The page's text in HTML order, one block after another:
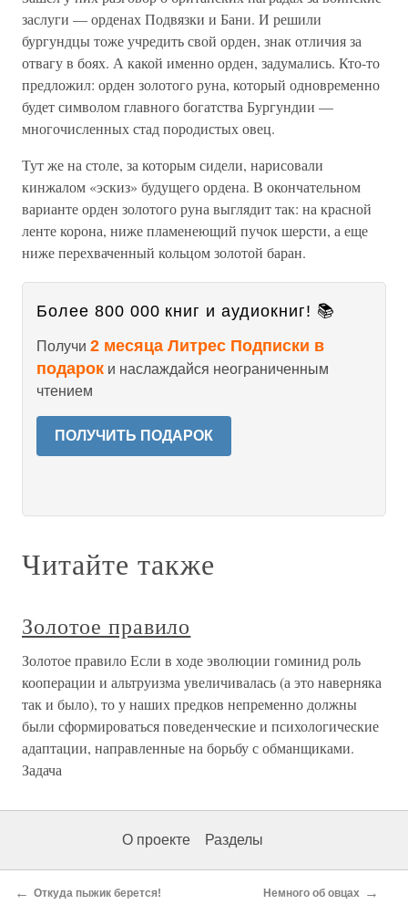
заслуги — орденах Подвязки и Бани. И решили
бургундцы тоже учредить свой орден, знак отличия за
отвагу в боях. А какой именно орден, задумались. Кто-то
предложил: орден золотого руна, который одновременно
будет символом главного богатства Бургундии —
многочисленных стад породистых овец.
Тут же на столе, за которым сидели, нарисовали
кинжалом «эскиз» будущего ордена. В окончательном
варианте орден золотого руна выглядит так: на красной
ленте корона, ниже пламенеющий пучок шерсти, а еще
ниже перехваченный кольцом золотой баран.
Более 800 000 книг и аудиокниг! 📚
Получи 2 месяца Литрес Подписки в
подарок и наслаждайся неограниченным
чтением
ПОЛУЧИТЬ ПОДАРОК
Читайте также
Золотое правило
Золотое правило Если в ходе эволюции гоминид роль
кооперации и альтруизма увеличивалась (а это наверняка
так и было), то у наших предков непременно должны
были сформироваться поведенческие и психологические
адаптации, направленные на борьбу с обманщиками.
Задача
О проекте Разделы
← Откуда пыжик берется! Немного об овцах →